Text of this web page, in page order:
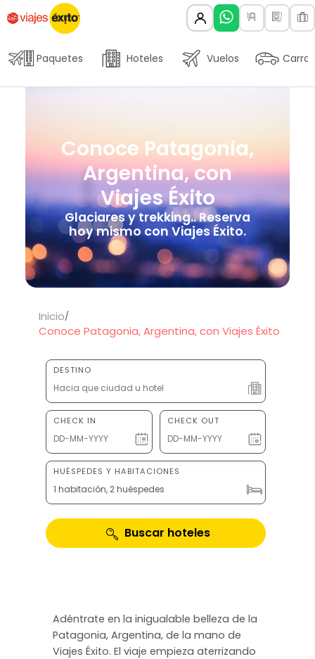
Paquetes Hoteles Vuelos Carros
Conoce Patagonia,
Argentina, con
Viajes Éxito
Glaciares y trekking.. Reserva
hoy mismo con Viajes Éxito.
Inicio
Conoce Patagonia, Argentina, con Viajes Éxito
DESTINO
CHECK IN CHECK OUT
HUÉSPEDES Y HABITACIONES
1 habitación, 2 huéspedes
Buscar hoteles
Adéntrate en la inigualable belleza de la
Patagonia, Argentina, de la mano de
Viajes Éxito. El viaje empieza aterrizando